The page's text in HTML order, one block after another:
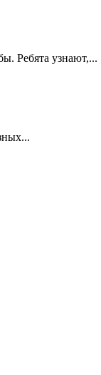
Ребята узнают,...